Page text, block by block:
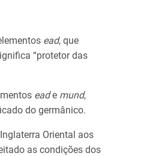
ead, que
“protetor das
eade mund,
do germânico.
Oriental aos
as condições dos